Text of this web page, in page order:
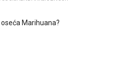
oseća Marihuana?